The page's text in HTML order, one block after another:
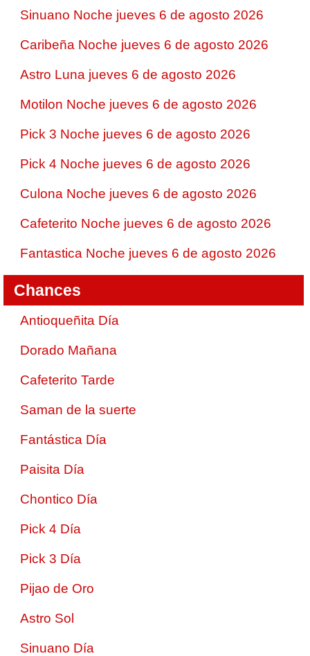
Sinuano Noche jueves 6 de agosto 2026
Caribeña Noche jueves 6 de agosto 2026
Astro Luna jueves 6 de agosto 2026
Motilon Noche jueves 6 de agosto 2026
Pick 3 Noche jueves 6 de agosto 2026
Pick 4 Noche jueves 6 de agosto 2026
Culona Noche jueves 6 de agosto 2026
Cafeterito Noche jueves 6 de agosto 2026
Fantastica Noche jueves 6 de agosto 2026
Chances
Antioqueñita Día
Dorado Mañana
Cafeterito Tarde
Saman de la suerte
Fantástica Día
Paisita Día
Chontico Día
Pick 4 Día
Pick 3 Día
Pijao de Oro
Astro Sol
Sinuano Día